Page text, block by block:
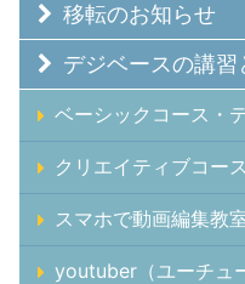
移転のお知らせ
デジベースの講
ベーシックコース・
クリエイティブコース
スマホで動画編集教
youtuber（ユーチュ